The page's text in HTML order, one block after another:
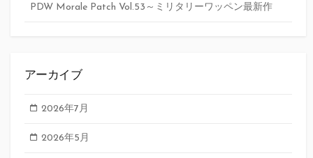
PDW Morale Patch Vol.53～ミリタリーワッペン最新作
アーカイブ
2026年7月
2026年5月